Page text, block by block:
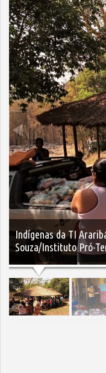
Indígenas da TI
Souza/Instituto Pró-